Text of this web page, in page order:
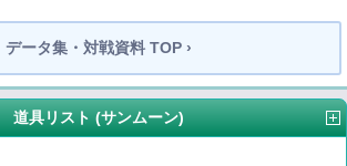
データ集・対戦資料 TOP ›
道具リスト (サンムーン)